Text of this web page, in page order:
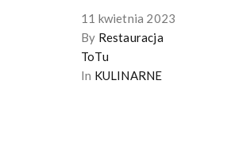
11 kwietnia 2023
By Restauracja
ToTu
In KULINARNE